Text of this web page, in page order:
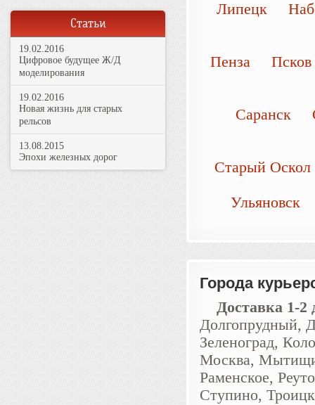
Статьи
19.02.2016
Цифровое будущее Ж/Д
моделирования
19.02.2016
Новая жизнь для старых
рельсов
13.08.2015
Эпохи железных дорог
Липецк
Пенза Псков
Саранск
Старый Оскол
Ульяновск
Города
Доставка 1-2
Долгопрудный,
Зеленоград,
Москва,
Раменское,
Ступино,